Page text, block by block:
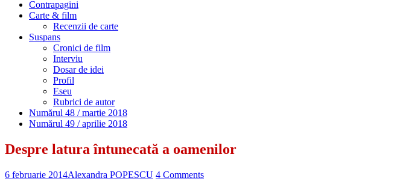
Contrapagini
Carte & film
Recenzii de carte
Suspans
Cronici de film
Interviu
Dosar de idei
Profil
Eseu
Rubrici de autor
Numărul 48 / martie 2018
Numărul 49 / aprilie 2018
Despre latura întunecată a oamenilor
6 februarie 2014Alexandra POPESCU 4 Comments